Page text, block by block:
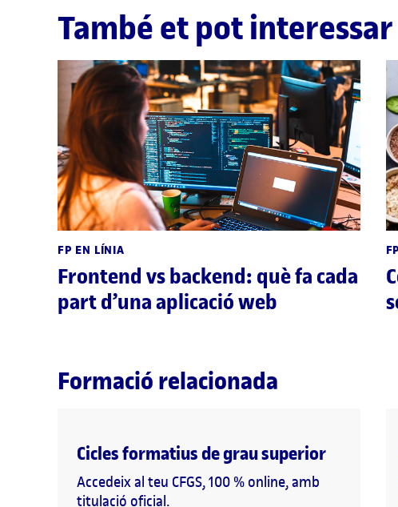
També et pot interessar
FP EN LÍNIA
Frontend vs backend: què fa cada
part d’una aplicació web
Formació relacionada
Cicles formatius de grau superior
Accedeix al teu CFGS, 100 % online, amb
titulació oficial.